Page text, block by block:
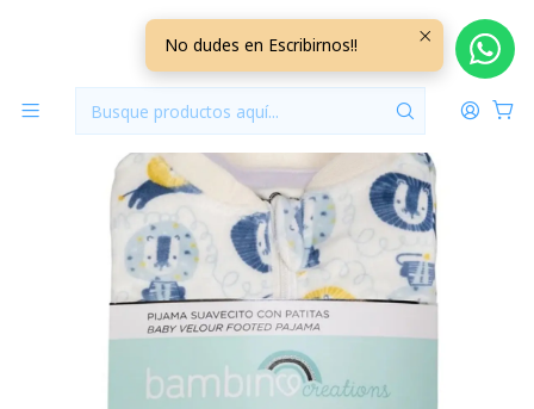
Vestuario 18/24 Meses 18/24 Meses Niño
Pijama Micropolar Bambino 24 Meses 24PJMB01
No dudes en Escribirnos!!